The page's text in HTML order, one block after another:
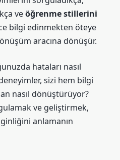
veöğrenme stillerini
bilgi edinmekten öteye
aracına dönüşür.
hataları nasıl
sizi hem bilgi
nasıl dönüştürüyor?
ve geliştirmek,
anlamanın